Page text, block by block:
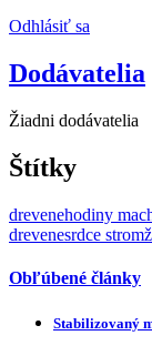
Odhlásiť sa
Dodávatelia
Žiadni dodávatelia
Štítky
drevenehodiny
drevenesrdce
Obľúbené články
Stabilizovaný